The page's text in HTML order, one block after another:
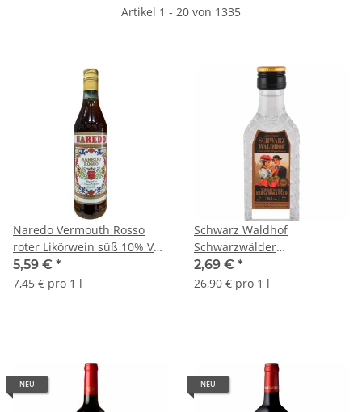
Artikel 1 - 20 von 1335
Naredo Vermouth Rosso
roter Likörwein süß 10% Vol
(0,75 l)
5,59 € *
7,45 € pro 1 l
Schwarz Waldhof
Schwarzwälder
Kirschwasser 40% (0,1L
Flasche)
2,69 € *
26,90 € pro 1 l
NEU NEU